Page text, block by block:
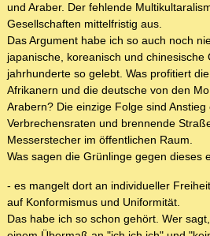
und Araber. Der fehlende
Gesellschaften mittelfristig aus.
Das Argument habe ich so auch noch
japanische, koreanisch und chinesische
jahrhunderte so gelebt. Was profitiert
Afrikanern und die deutsche von den
Arabern? Die einzige Folge sind
Verbrechensraten und brennende
Messerstecher im öffentlichen Raum.
Was sagen die Grünlinge gegen dieses
- es mangelt dort an individueller
auf Konformismus und Uniformität.
Das habe ich so schon gehört. Wer